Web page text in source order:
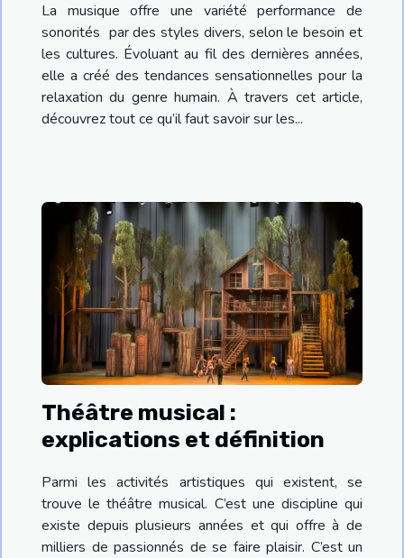
La musique offre une variété performance de
sonorités par des styles divers, selon le besoin et
les cultures. Évoluant au fil des dernières années,
elle a créé des tendances sensationnelles pour la
relaxation du genre humain. À travers cet article,
découvrez tout ce qu’il faut savoir sur les...
Théâtre musical :
explications et définition
Parmi les activités artistiques qui existent, se
trouve le théâtre musical. C’est une discipline qui
existe depuis plusieurs années et qui offre à de
milliers de passionnés de se faire plaisir. C’est un